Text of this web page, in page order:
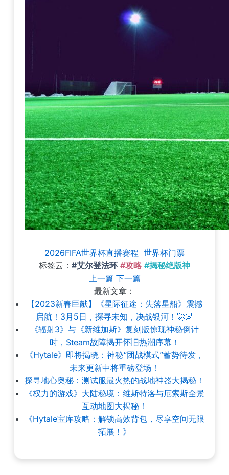
2026FIFA世界杯直播赛程 世界杯门票
标签云： #艾尔登法环 #攻略 #揭秘绝版神
上一篇 下一篇
最新文章：
【2023新春巨献】《星际征途：失落星船》震撼
启航！3月5日，探寻未知，决战银河！🚀🌌
《辐射3》与《新维加斯》复刻版惊现神秘倒计
时，Steam故障揭开怀旧热潮序幕！
《Hytale》即将揭晓：神秘“团战模式”蓄势待发，
未来更新中将重磅登场！
探寻地心奥秘：测试服最火热的战地神器大揭秘！
《权力的游戏》大陆秘境：维斯特洛与厄索斯全景
互动地图大揭秘！
《Hytale宝库攻略：解锁高效背包，尽享空间无限
拓展！》